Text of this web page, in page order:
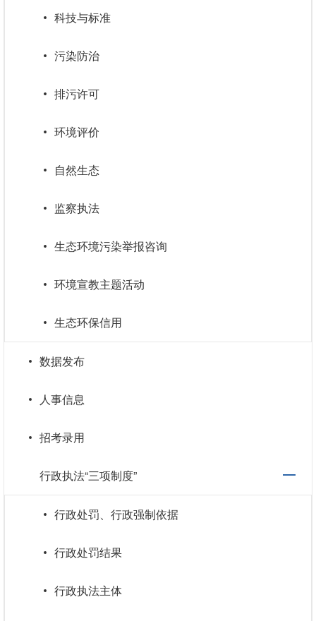
科技与标准
污染防治
排污许可
环境评价
自然生态
监察执法
生态环境污染举报咨询
环境宣教主题活动
生态环保信用
数据发布
人事信息
招考录用
行政执法“三项制度”
行政处罚、行政强制依据
行政处罚结果
行政执法主体